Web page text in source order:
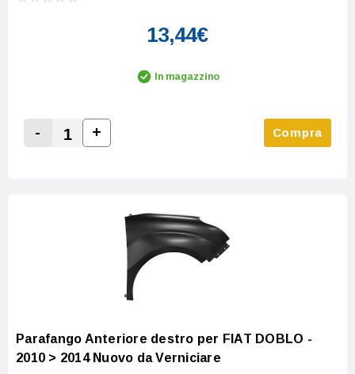
13,44€
In magazzino
Decrease Quantity:
-
Increase Quantity:
+ Compra
Parafango Anteriore destro per FIAT DOBLO -
2010 > 2014 Nuovo da Verniciare